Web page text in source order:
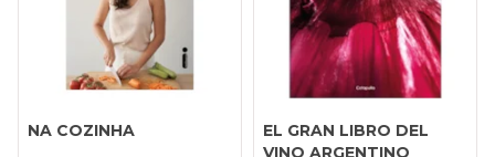
NA COZINHA
EL GRAN LIBRO DEL
VINO ARGENTINO